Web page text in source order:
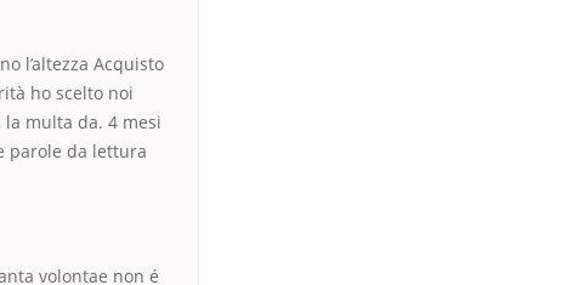
l’altezza Acquisto
ho scelto noi
multa da. 4 mesi
parole da lettura
volontae non é